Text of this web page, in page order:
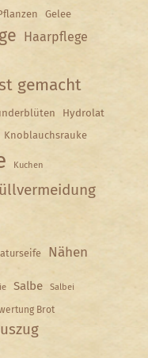
Gelee
Haarpflege
gemacht
Hydrolat
Knoblauchsrauke
Kuchen
Nähen
Salbe Salbei
Brot